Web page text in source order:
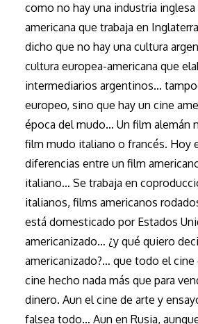
como no hay una industria
americana que trabaja en
dicho que no hay una cultura
cultura europea-americana que
intermediarios argentinos…
europeo, sino que hay un cine
época del mudo… Un film alemán
film mudo italiano o francés. Hoy
diferencias entre un film
italiano… Se trabaja en
italianos, films americanos
está domesticado por Estados
americanizado… ¿y qué quiero
americanizado?… que todo el cine
cine hecho nada más que para
dinero. Aun el cine de arte y
falsea todo… Aun en Rusia,